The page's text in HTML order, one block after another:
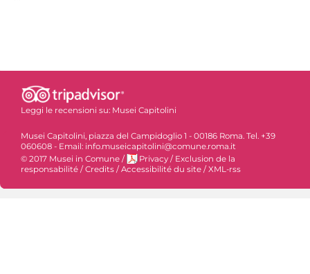
Leggi le recensioni su: Musei Capitolini
Musei Capitolini, piazza del Campidoglio 1 - 00186 Roma. Tel. +39
060608 - Email: info.museicapitolini@comune.roma.it
© 2017 Musei in Comune / Privacy / Exclusion de la
responsabilité / Credits / Accessibilité du site / XML-rss